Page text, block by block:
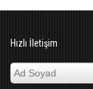
Hızlı İletişim